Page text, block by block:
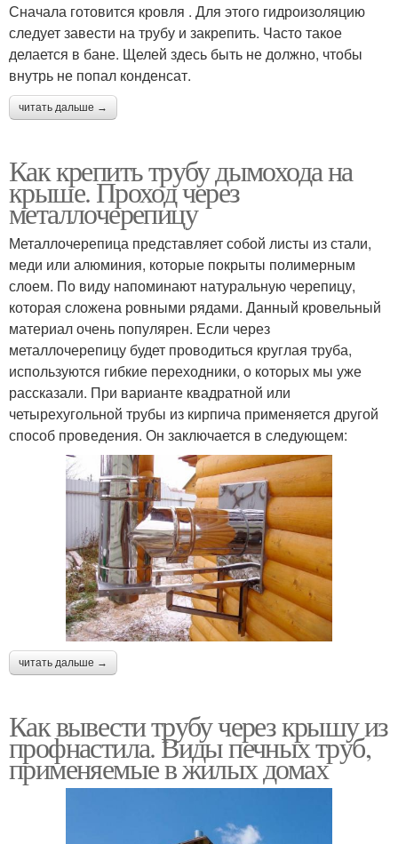
Сначала готовится кровля . Для этого гидроизоляцию
следует завести на трубу и закрепить. Часто такое
делается в бане. Щелей здесь быть не должно, чтобы
внутрь не попал конденсат.
читать дальше →
Как крепить трубу дымохода на
крыше. Проход через
металлочерепицу
Металлочерепица представляет собой листы из стали,
меди или алюминия, которые покрыты полимерным
слоем. По виду напоминают натуральную черепицу,
которая сложена ровными рядами. Данный кровельный
материал очень популярен. Если через
металлочерепицу будет проводиться круглая труба,
используются гибкие переходники, о которых мы уже
рассказали. При варианте квадратной или
четырехугольной трубы из кирпича применяется другой
способ проведения. Он заключается в следующем:
читать дальше →
Как вывести трубу через крышу из
профнастила. Виды печных труб,
применяемые в жилых домах